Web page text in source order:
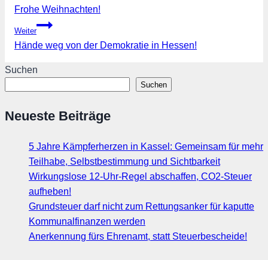
Frohe Weihnachten!
Weiter
Hände weg von der Demokratie in Hessen!
Suchen
Suchen
Neueste Beiträge
5 Jahre Kämpferherzen in Kassel: Gemeinsam für mehr
Teilhabe, Selbstbestimmung und Sichtbarkeit
Wirkungslose 12-Uhr-Regel abschaffen, CO2-Steuer
aufheben!
Grundsteuer darf nicht zum Rettungsanker für kaputte
Kommunalfinanzen werden
Anerkennung fürs Ehrenamt, statt Steuerbescheide!